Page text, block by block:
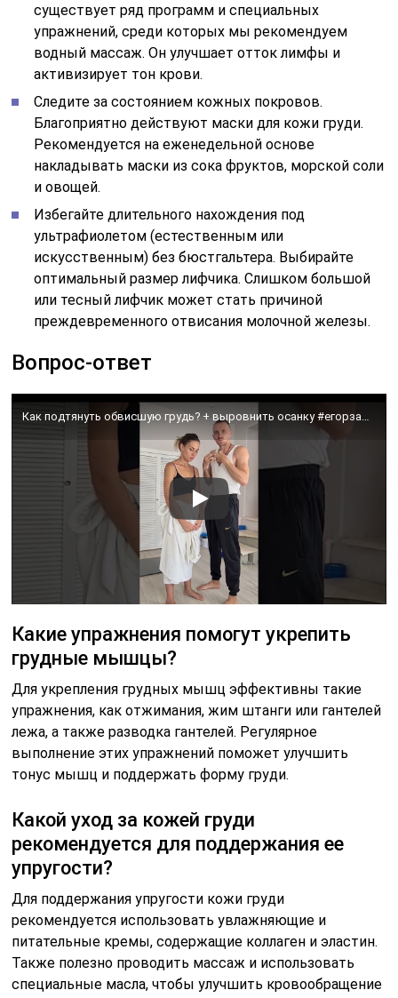
существует ряд программ и специальных
упражнений, среди которых мы рекомендуем
водный массаж. Он улучшает отток лимфы и
активизирует тон крови.
Следите за состоянием кожных покровов.
Благоприятно действуют маски для кожи груди.
Рекомендуется на еженедельной основе
накладывать маски из сока фруктов, морской соли
и овощей.
Избегайте длительного нахождения под
ультрафиолетом (естественным или
искусственным) без бюстгальтера. Выбирайте
оптимальный размер лифчика. Слишком большой
или тесный лифчик может стать причиной
преждевременного отвисания молочной железы.
Вопрос-ответ
Какие упражнения помогут укрепить
грудные мышцы?
Для укрепления грудных мышц эффективны такие
упражнения, как отжимания, жим штанги или гантелей
лежа, а также разводка гантелей. Регулярное
выполнение этих упражнений поможет улучшить
тонус мышц и поддержать форму груди.
Какой уход за кожей груди
рекомендуется для поддержания ее
упругости?
Для поддержания упругости кожи груди
рекомендуется использовать увлажняющие и
питательные кремы, содержащие коллаген и эластин.
Также полезно проводить массаж и использовать
специальные масла, чтобы улучшить кровообращение